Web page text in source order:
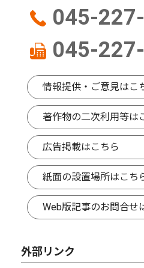
4
文化
045-
045-
情報提供・ご意見はこ
著作物の二次利用等は
広告掲載はこちら
紙面の設置場所はこち
Web版記事のお問合せ
外部リンク